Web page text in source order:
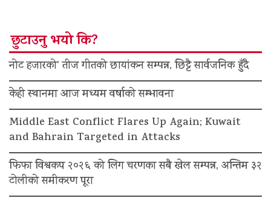
छुटाउनु भयो कि?
नोट हजारको’ तीज गीतको छायांकन सम्पन्न, छिट्टै सार्वजनिक हुँदै
केही स्थानमा आज मध्यम वर्षाको सम्भावना
Middle East Conflict Flares Up Again; Kuwait
and Bahrain Targeted in Attacks
फिफा विश्वकप २०२६ को लिग चरणका सबै खेल सम्पन्न, अन्तिम ३२
टोलीको समीकरण पूरा